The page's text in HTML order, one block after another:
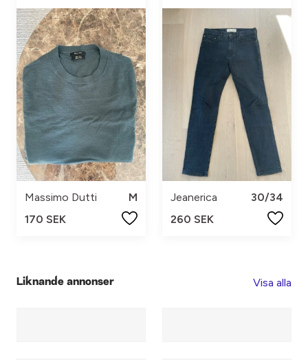
Massimo Dutti
M
170 SEK
Jeanerica
30/34
260 SEK
Liknande annonser Visa alla